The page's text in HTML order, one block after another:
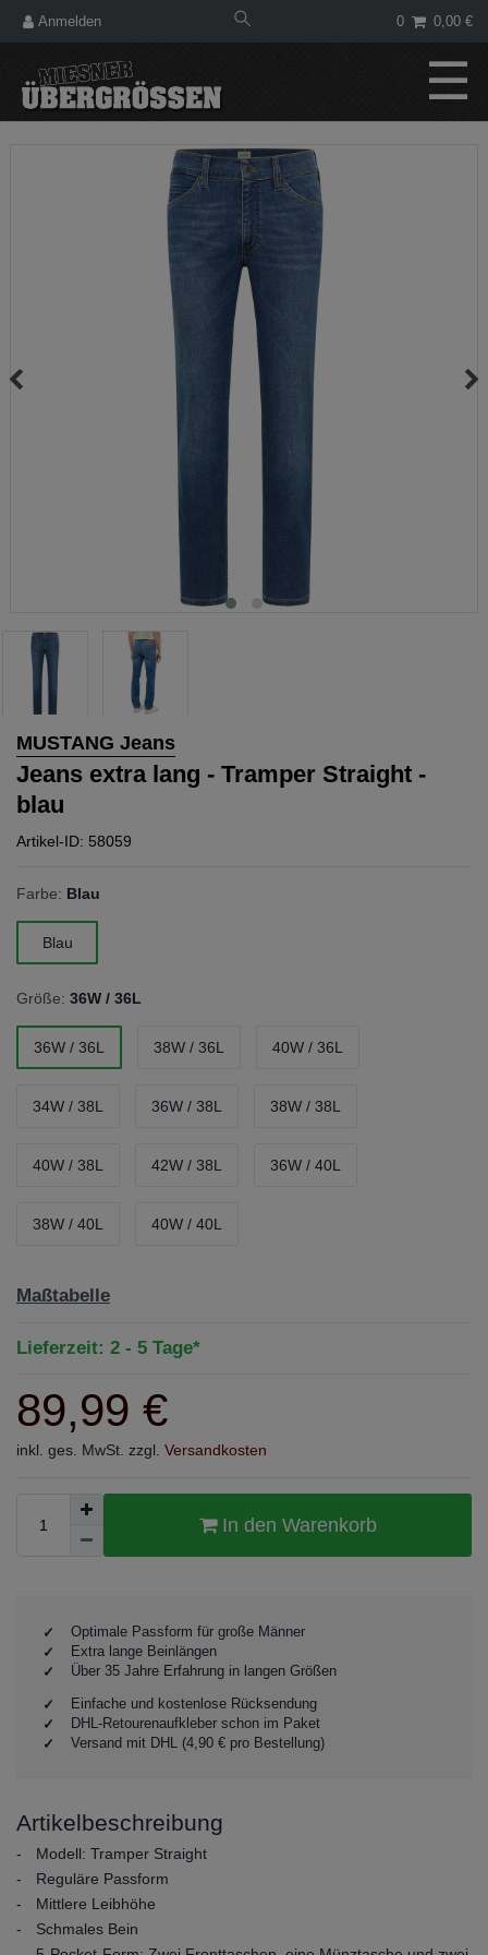
Anmelden 0 0,00 €
☰
MUSTANG Jeans
Jeans extra lang - Tramper Straight -
blau
Artikel-ID: 58059
Farbe: Blau
Blau
Größe: 36W / 36L
36W / 36L 38W / 36L 40W / 36L
34W / 38L 36W / 38L 38W / 38L
40W / 38L 42W / 38L 36W / 40L
38W / 40L 40W / 40L
Maßtabelle
Lieferzeit: 2 - 5 Tage*
89,99 €
inkl. ges. MwSt. zzgl. Versandkosten
In den Warenkorb
Optimale Passform für große Männer
Extra lange Beinlängen
Über 35 Jahre Erfahrung in langen Größen
Einfache und kostenlose Rücksendung
DHL-Retourenaufkleber schon im Paket
Versand mit DHL (4,90 € pro Bestellung)
Artikelbeschreibung
Modell: Tramper Straight
Reguläre Passform
Mittlere Leibhöhe
Schmales Bein